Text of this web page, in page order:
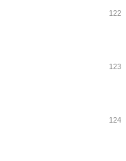
122
123
124